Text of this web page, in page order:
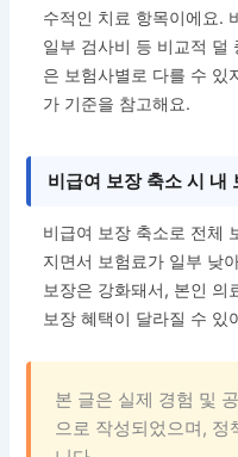
수적인 치료 항목이에요.
일부 검사비 등 비교적 덜
은 보험사별로 다를 수 있
가 기준을 참고해요.
비급여 보장 축소 시 내
비급여 보장 축소로 전체
지면서 보험료가 일부 낮
보장은 강화돼서, 본인 의
보장 혜택이 달라질 수 있
본 글은 실제 경험 및
으로 작성되었으며, 정